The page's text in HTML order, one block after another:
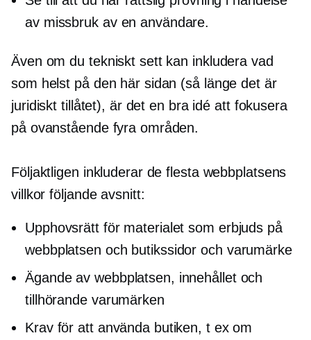
av missbruk av en användare.
Även om du tekniskt sett kan inkludera vad
som helst på den här sidan (så länge det är
juridiskt tillåtet), är det en bra idé att fokusera
på ovanstående fyra områden.
Följaktligen inkluderar de flesta webbplatsens
villkor följande avsnitt:
Upphovsrätt för materialet som erbjuds på
webbplatsen och butikssidor och varumärke
Ägande av webbplatsen, innehållet och
tillhörande varumärken
Krav för att använda butiken, t ex om